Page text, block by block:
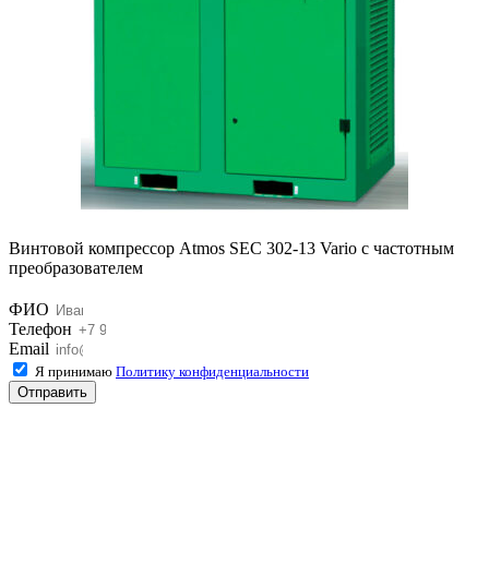
Винтовой компрессор Atmos SEC 302-13 Vario с частотным
преобразователем
ФИО
Телефон
Email
Я принимаю Политику конфиденциальности
Отправить